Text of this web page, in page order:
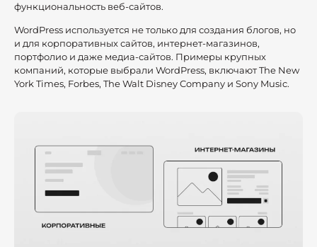
функциональность веб-сайтов.
WordPress используется не только для создания блогов, но
и для корпоративных сайтов, интернет-магазинов,
портфолио и даже медиа-сайтов. Примеры крупных
компаний, которые выбрали WordPress, включают The New
York Times, Forbes, The Walt Disney Company и Sony Music.